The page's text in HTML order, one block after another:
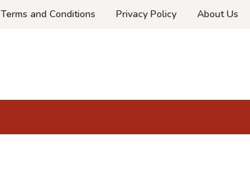
Terms and Conditions Privacy Policy About Us